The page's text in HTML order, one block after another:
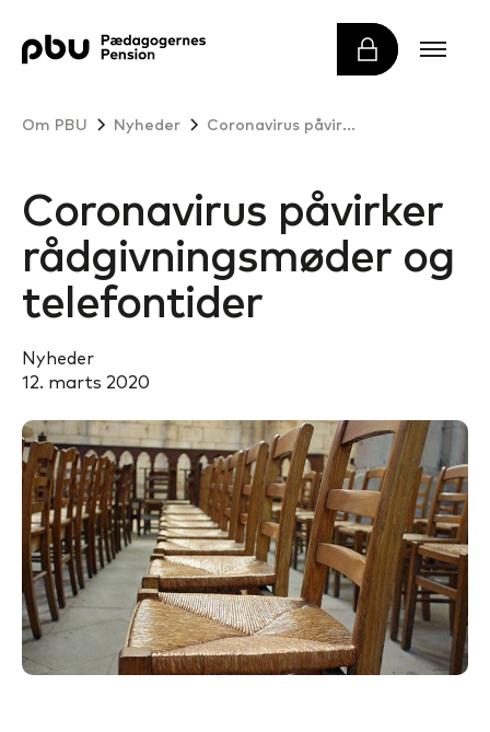
Om PBU Nyheder Coronavirus påvirker rådgivningsmøder og telefontider
Coronavirus påvirker
rådgivningsmøder og
telefontider
Nyheder
12. marts 2020